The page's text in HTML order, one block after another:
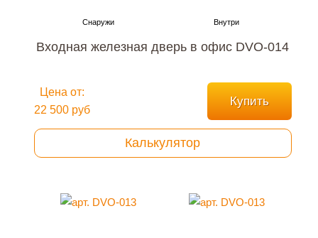
Входная железная дверь в офис DVO-014
Цена от:
22 500 руб
Купить
Калькулятор